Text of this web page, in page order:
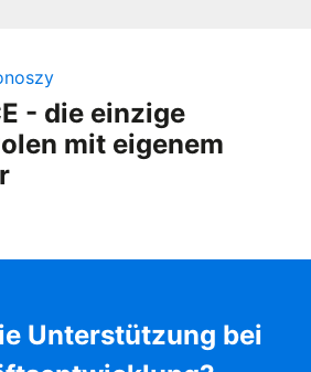
- die einzige
mit eigenem
Unterstützung bei